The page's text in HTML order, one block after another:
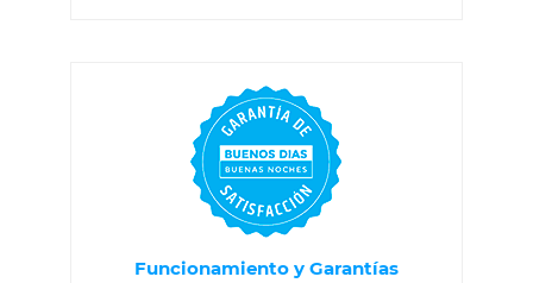
Funcionamiento y Garantías